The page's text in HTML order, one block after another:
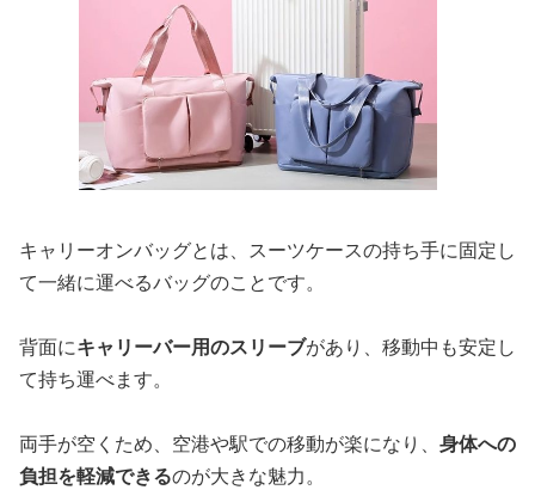
キャリーオンバッグとは、スーツケースの持ち手に固定し
て一緒に運べるバッグのことです。
背面にキャリーバー用のスリーブがあり、移動中も安定し
て持ち運べます。
両手が空くため、空港や駅での移動が楽になり、 身体への
負担を軽減できるのが大きな魅力。